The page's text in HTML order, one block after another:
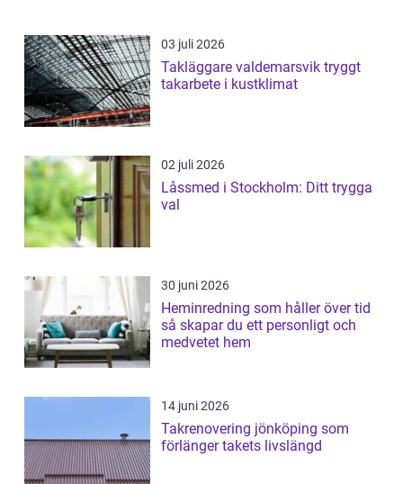
03 juli 2026
Takläggare valdemarsvik tryggt
takarbete i kustklimat
02 juli 2026
Låssmed i Stockholm: Ditt trygga
val
30 juni 2026
Heminredning som håller över tid
så skapar du ett personligt och
medvetet hem
14 juni 2026
Takrenovering jönköping som
förlänger takets livslängd